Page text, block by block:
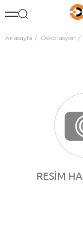
Anasayfa Dekorasyon